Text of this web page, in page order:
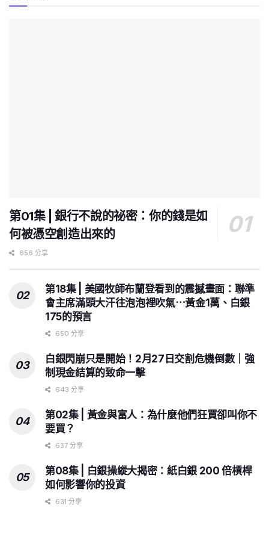
第01集 | 銀行不說的祕密：你的錢是如
何被憑空創造出來的
656 分享
第18集 | 美國牧師布蘭登看到的震撼畫面：聯準
會主席滿頭大汗往泡泡裡吹氣⋯黃金1萬、白銀
175的預言
650 分享
白銀閃崩只是開始！2月27日交割危機倒數｜強
制現金結算的致命一擊
643 分享
第02集 | 黃金與富人：為什麼他們狂買卻叫你不
要買？
637 分享
第08集 | 白銀操縱大揭密：紙白銀 200 倍槓桿
如何影響你的投資
631 分享